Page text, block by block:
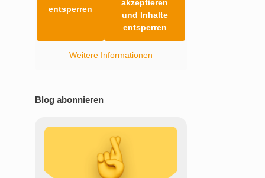
entsperren
akzeptieren
und Inhalte
entsperren
Weitere Informationen
Blog abonnieren